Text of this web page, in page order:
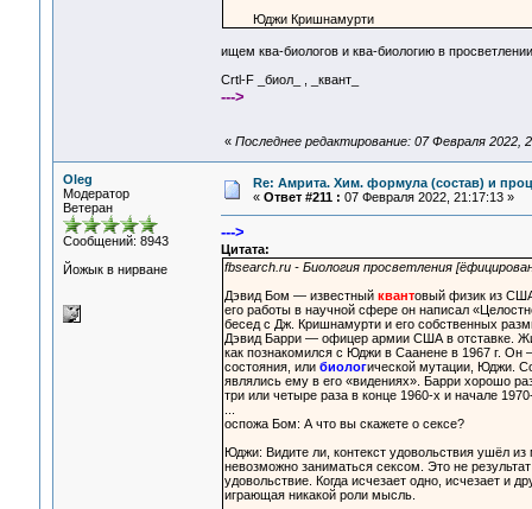
Юджи Кришнамурти
ищем ква-биологов и ква-биологию в
Crtl-F _биол_ , _квант_
--->
« Последнее редактирование: 07 Февраля 2022,
Oleg
Модератор
Ветеран
Сообщений: 8943
Йожык в нирване
Re: Амрита. Хим. формула (состав) и
« Ответ #211 : 07 Февраля 2022, 21:17:13 »
--->
Цитата:
fbsearch.ru - Биология просветления
Дэвид Бом — известный квантовый физик из
его работы в научной сфере он написал
бесед с Дж. Кришнамурти и его собственных
Дэвид Барри — офицер армии США в отставке.
как познакомился с Юджи в Саанене в 1967 г. Он
состояния, или биологической мутации, Юджи.
являлись ему в его «видениях». Барри хорошо
три или четыре раза в конце 1960-х и начале
оспожа Бом: А что вы скажете о сексе?
Юджи: Видите ли, контекст удовольствия ушёл
невозможно заниматься сексом. Это не
удовольствие. Когда исчезает одно, исчезает и
играющая никакой роли мысль.